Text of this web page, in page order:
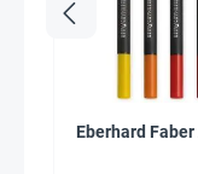
Eberhard